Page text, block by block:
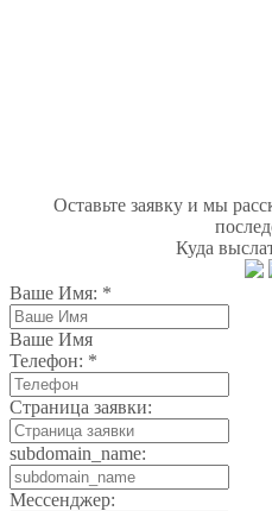
Оставьте заявку и мы
Куда
Ваше Имя: *
Ваше Имя
Телефон: *
Страница заявки:
subdomain_name:
Мессенджер: